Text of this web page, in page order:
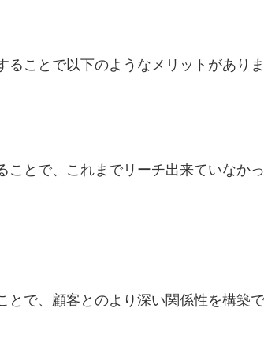
ことで以下のようなメリットがありま
ことで、これまでリーチ出来ていなか
で、顧客とのより深い関係性を構築で